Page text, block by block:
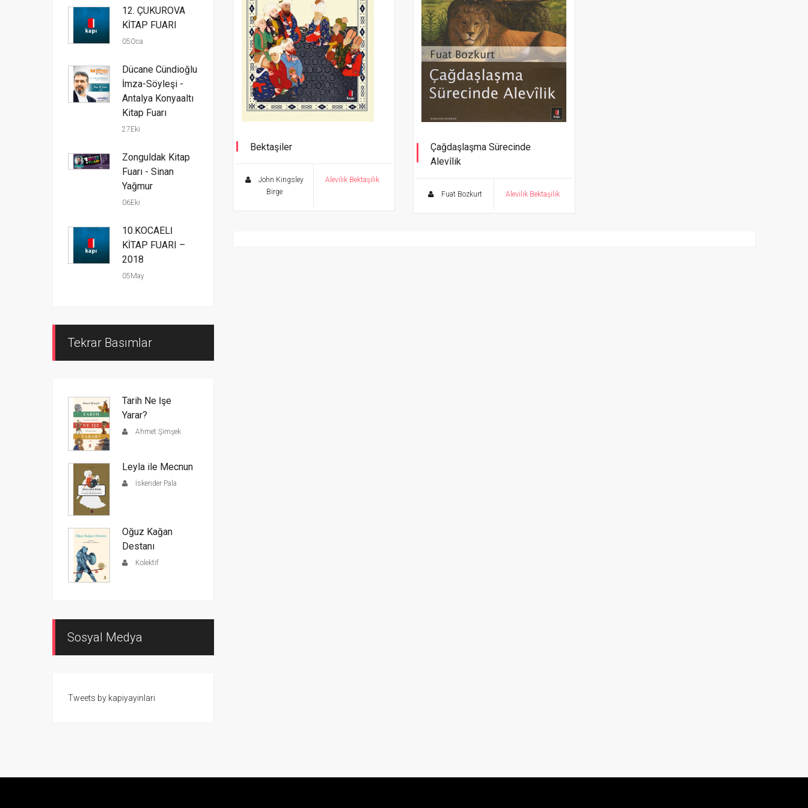
Bektaşiler
John Kingsley
Birge
Alevilik Bektaşilik
Çağdaşlaşma Sürecinde
Alevîlik
Fuat Bozkurt Alevilik Bektaşilik
12. ÇUKUROVA
KİTAP FUARI
05Oca
Dücane Cündioğlu
İmza-Söyleşi -
Antalya Konyaaltı
Kitap Fuarı
27Eki
Zonguldak Kitap
Fuarı - Sinan
Yağmur
06Eki
10.KOCAELİ
KİTAP FUARI –
2018
05May
Tekrar Basımlar
Tarih Ne İşe
Yarar?
Ahmet Şimşek
Leyla ile Mecnun
İskender Pala
Oğuz Kağan
Destanı
Kolektif
Sosyal Medya
Tweets by kapiyayinlari